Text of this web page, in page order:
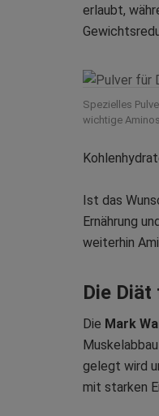
erlaubt,
Spezielles
wichtige
Ist das
Ernährung
weiterhin
Die
Die Mark
gelegt wird
mit starken